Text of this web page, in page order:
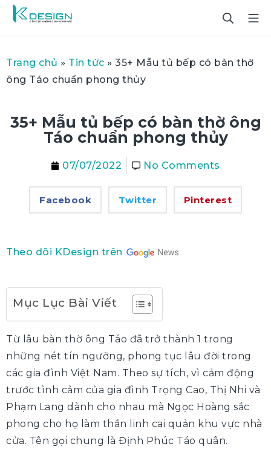
Trang chủ » Tin tức » 35+ Mẫu tủ bếp có bàn thờ
ông Táo chuẩn phong thủy
35+ Mẫu tủ bếp có bàn thờ ông
Táo chuẩn phong thủy
07/07/2022 No Comments
Facebook Twitter Pinterest
Theo dõi KDesign trên
Mục Lục Bài Viết
Từ lâu bàn thờ ông Táo đã trở thành 1 trong
những nét tín ngưỡng, phong tục lâu đời trong
các gia đình Việt Nam. Theo sự tích, vì cảm động
trước tình cảm của gia đình Trọng Cao, Thị Nhi và
Phạm Lang dành cho nhau mà Ngọc Hoàng sắc
phong cho họ làm thần linh cai quản khu vực nhà
cửa. Tên gọi chung là Định Phúc Táo quân.